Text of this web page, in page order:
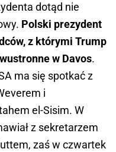
dotąd nie
Polski prezydent
z którymi Trump
w Davos.
ma się spotkać z
i
el-Sisim. W
z sekretarzem
zaś w czwartek